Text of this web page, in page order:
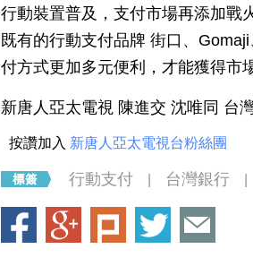
行動裝置普及，支付市場再添加戰
既有的行動支付品牌 街口、
付方式更加多元便利，才能獲得市
新唐人亞太電視 陳進交 沈唯同 台
按讚加入 新唐人亞太電視台粉絲團
行動支付 台灣銀行